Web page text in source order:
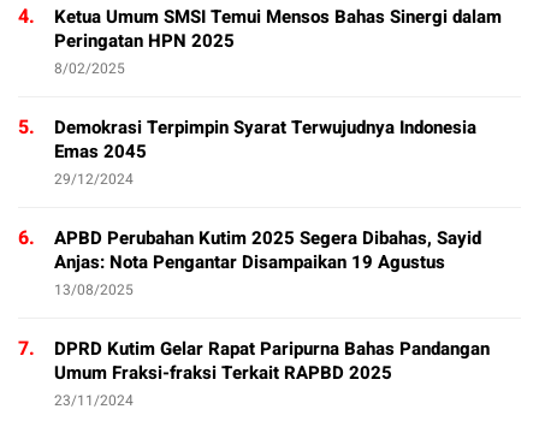
4.
Ketua Umum SMSI Temui Mensos Bahas Sinergi dalam
Peringatan HPN 2025
8/02/2025
5.
Demokrasi Terpimpin Syarat Terwujudnya Indonesia
Emas 2045
29/12/2024
6.
APBD Perubahan Kutim 2025 Segera Dibahas, Sayid
Anjas: Nota Pengantar Disampaikan 19 Agustus
13/08/2025
7.
DPRD Kutim Gelar Rapat Paripurna Bahas Pandangan
Umum Fraksi-fraksi Terkait RAPBD 2025
23/11/2024